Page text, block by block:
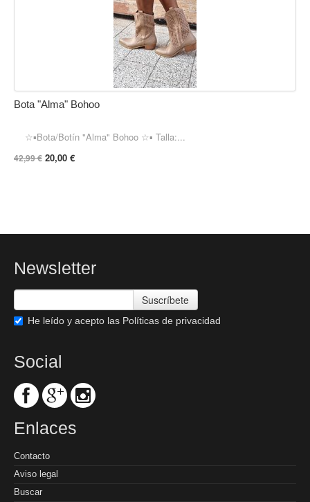
Bota "Alma" Bohoo
☆▪︎Bota/Botín "Alma" Bohoo ☆▪︎ Talla:...
42,99 € 20,00 €
Newsletter
Suscríbete
He leído y acepto las Políticas de privacidad
Social
Enlaces
Contacto
Aviso legal
Buscar